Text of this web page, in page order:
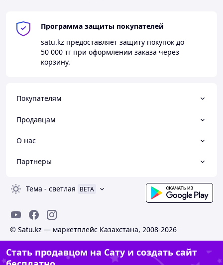
Программа защиты покупателей
satu.kz предоставляет защиту покупок до
50 000 тг при оформлении заказа через
корзину.
Покупателям
Продавцам
О нас
Партнеры
Тема - светлая BETA
© Satu.kz — маркетплейс Казахстана, 2008-2026
Стать продавцом на Сату и создать сайт